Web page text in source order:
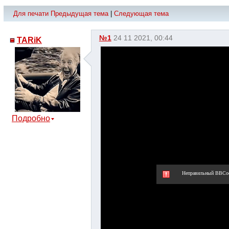
Для печати Предыдущая тема| Следующая тема
TARiK
Подробно
№1 24 11 2021, 00:44
Неправильный